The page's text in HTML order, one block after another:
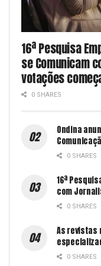
16ª Pesquisa
se Comunicam
votações
0 SHARES
Ondina
0 SHARES
16ª
com
0 SHARES
As revistas
0 SHARES